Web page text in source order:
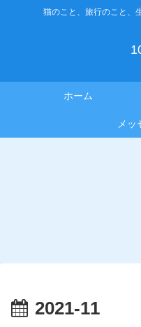
猫のこと、旅行のこと、
ホーム
メッ
2021-11